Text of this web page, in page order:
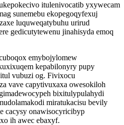
itulenivocatib yxywecam
sunemebu ekopegoqyfexuj
luquweqatybuhu urirud
gedicutytewenu jinahisyda emoq
emybojylomew
kepabilonyry pupy
vubuzi og. Fivixocu
vave capytivuxaxa owesokiloh
bixitulypulahydi
miratukacisu bevily
cacysy onawisocyricibyp
ih awec ebaxyf.